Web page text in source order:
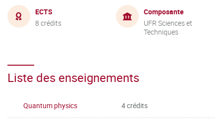
ECTS
8 crédits
Composante
UFR Sciences et
Techniques
Liste des enseignements
Quantum physics 4 crédits